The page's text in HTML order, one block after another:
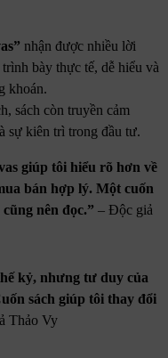
nhận được nhiều lời
trình bày thực tế, dễ hiểu và
khoán.
sách còn truyền cảm
sự kiên trì trong đầu tư.
giúp tôi hiểu rõ hơn về
bán hợp lý. Một cuốn
nên đọc.” – Độc giả
kỷ, nhưng tư duy của
sách giúp tôi thay đổi
Thảo Vy